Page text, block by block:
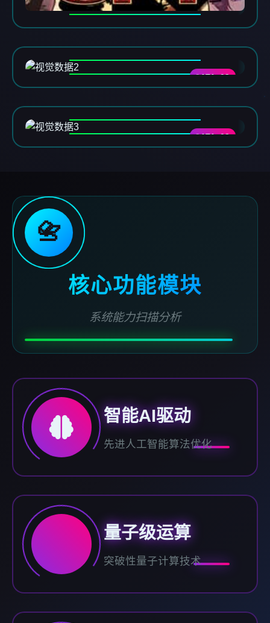
DATA-02
DATA-03
📇
核心功能模块
系统能力扫描分析
智能AI驱动
先进人工智能算法优化
量子级运算
突破性量子计算技术